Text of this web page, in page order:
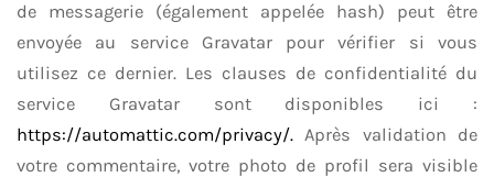
de messagerie (également appelée hash) peut être
envoyée au service Gravatar pour vérifier si vous
utilisez ce dernier. Les clauses de confidentialité du
service Gravatar sont disponibles ici :
https://automattic.com/privacy/. Après validation de
votre commentaire, votre photo de profil sera visible